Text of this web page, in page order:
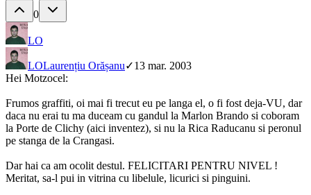
0
LO
LOLaurențiu Orășanu✓13 mar. 2003
Hei Motzocel:
Frumos graffiti, oi mai fi trecut eu pe langa el, o fi fost deja-VU, dar
daca nu erai tu ma duceam cu gandul la Marlon Brando si coboram
la Porte de Clichy (aici inventez), si nu la Rica Raducanu si peronul
pe stanga de la Crangasi.
Dar hai ca am ocolit destul. FELICITARI PENTRU NIVEL !
Meritat, sa-l pui in vitrina cu libelule, licurici si pinguini.